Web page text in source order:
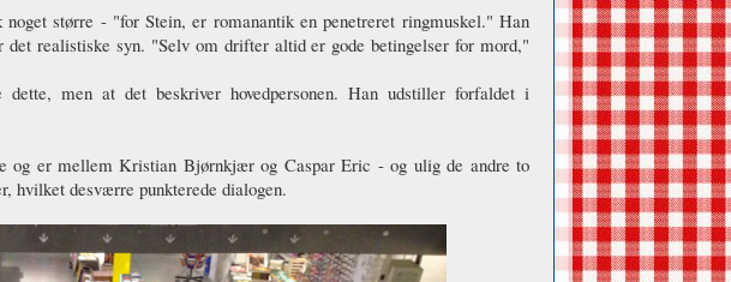
større - "for Stein, er romanantik en penetreret ringmuskel." Han
det realistiske syn. "Selv om drifter altid er gode betingelser for mord,"
men at det beskriver hovedpersonen. Han udstiller forfaldet i
og er mellem Kristian Bjørnkjær og Caspar Eric - og ulig de andre to
hvilket desværre punkterede dialogen.